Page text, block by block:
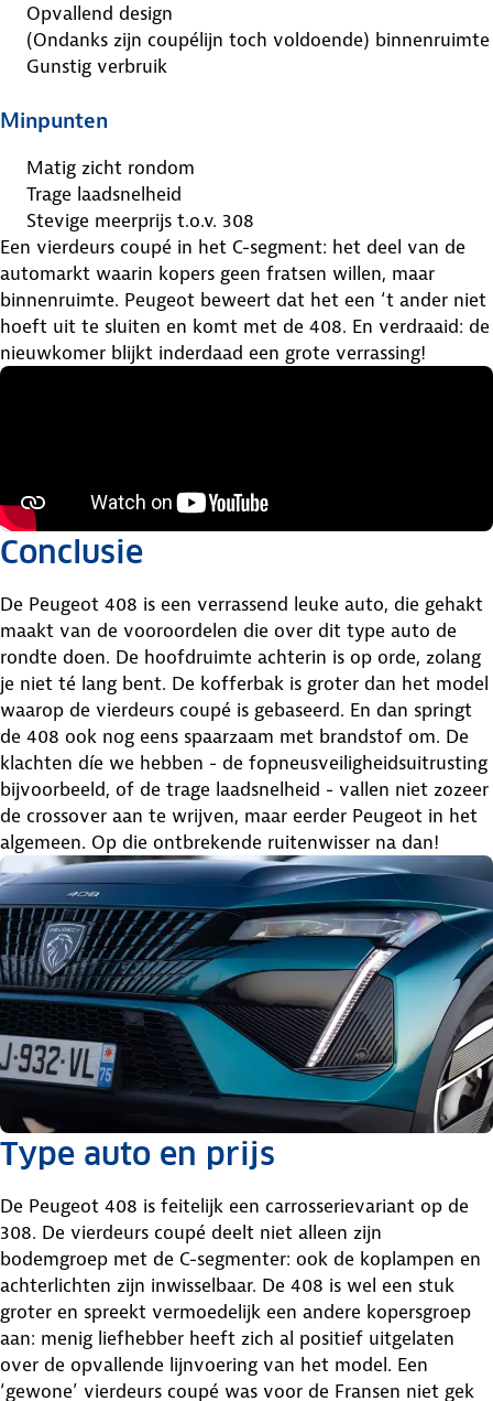
Opvallend design
(Ondanks zijn coupélijn toch voldoende) binnenruimte
Gunstig verbruik
Minpunten
Matig zicht rondom
Trage laadsnelheid
Stevige meerprijs t.o.v. 308
Een vierdeurs coupé in het C-segment: het deel van de
automarkt waarin kopers geen fratsen willen, maar
binnenruimte. Peugeot beweert dat het een ‘t ander niet
hoeft uit te sluiten en komt met de 408. En verdraaid: de
nieuwkomer blijkt inderdaad een grote verrassing!
Conclusie
De Peugeot 408 is een verrassend leuke auto, die gehakt
maakt van de vooroordelen die over dit type auto de
rondte doen. De hoofdruimte achterin is op orde, zolang
je niet té lang bent. De kofferbak is groter dan het model
waarop de vierdeurs coupé is gebaseerd. En dan springt
de 408 ook nog eens spaarzaam met brandstof om. De
klachten díe we hebben - de fopneusveiligheidsuitrusting
bijvoorbeeld, of de trage laadsnelheid - vallen niet zozeer
de crossover aan te wrijven, maar eerder Peugeot in het
algemeen. Op die ontbrekende ruitenwisser na dan!
Type auto en prijs
De Peugeot 408 is feitelijk een carrosserievariant op de
308. De vierdeurs coupé deelt niet alleen zijn
bodemgroep met de C-segmenter: ook de koplampen en
achterlichten zijn inwisselbaar. De 408 is wel een stuk
groter en spreekt vermoedelijk een andere kopersgroep
aan: menig liefhebber heeft zich al positief uitgelaten
over de opvallende lijnvoering van het model. Een
‘gewone’ vierdeurs coupé was voor de Fransen niet gek